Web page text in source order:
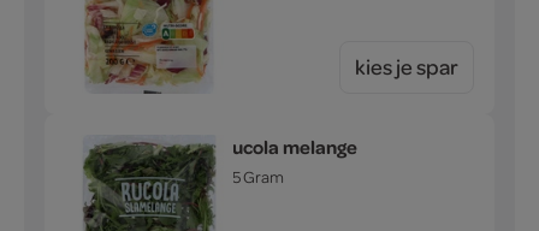
kies je spar
rucola melange
75 Gram